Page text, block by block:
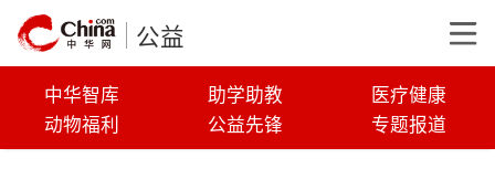
公益
中华智库 助学助教
医疗健康
动物福利
公益先锋 专题报道